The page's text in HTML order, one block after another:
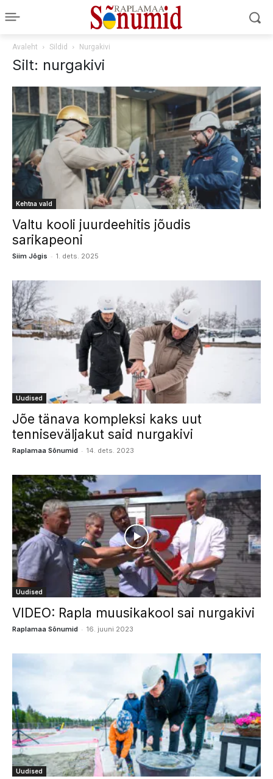
Avaleht Sildid Nurgakivi
Silt: nurgakivi
Kehtna vald
Valtu kooli juurdeehitis jõudis
sarikapeoni
Siim Jõgis - 1. dets. 2025
Uudised
Jõe tänava kompleksi kaks uut
tenniseväljakut said nurgakivi
Raplamaa Sõnumid - 14. dets. 2023
Uudised
VIDEO: Rapla muusikakool sai nurgakivi
Raplamaa Sõnumid - 16. juuni 2023
Uudised